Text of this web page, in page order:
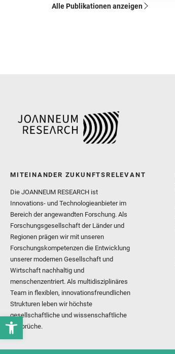
Alle Publikationen anzeigen
MITEINANDER ZUKUNFTSRELEVANT
Die JOANNEUM RESEARCH ist
Innovations- und Technologieanbieter im
Bereich der angewandten Forschung. Als
Forschungsgesellschaft der Länder und
Regionen prägen wir mit unseren
Forschungskompetenzen die Entwicklung
unserer modernen Gesellschaft und
Wirtschaft nachhaltig und
menschenzentriert. Als multidisziplinäres
Team in flexiblen, innovationsfreundlichen
Strukturen leben wir höchste
gesellschaftliche und wissenschaftliche
Ansprüche.